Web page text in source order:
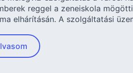
reggel a zeneiskola
elhárításán. A szolgáltatási